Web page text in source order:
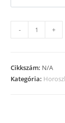
Horoszkópos
bögre
mennyiség
- +
Cikkszám: N/A
Kategória: